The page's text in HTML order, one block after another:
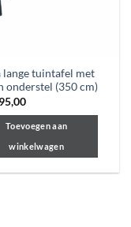
lange tuintafel met
onderstel (350 cm)
Toevoegen aan
winkelwagen